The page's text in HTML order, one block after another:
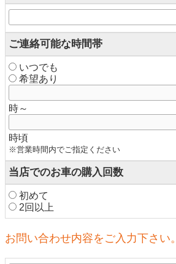
ご連絡可能な時間帯
いつでも
希望あり
時～
時頃
※営業時間内でご指定ください
当店でのお車の購入回数
初めて
2回以上
お問い合わせ内容をご入力下さい。